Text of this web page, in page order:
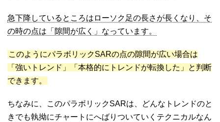
急下降しているところはローソク足の長さが長くなり、そ
の時の点は「隙間が広く」なっています。
このようにパラボリックSARの点の隙間が広い場合は
「強いトレンド」「本格的にトレンドが転換した」と判断
できます。
ちなみに、このパラボリックSARは、どんなトレンドのと
きでも執拗にチャートにへばりついていくテクニカルなん